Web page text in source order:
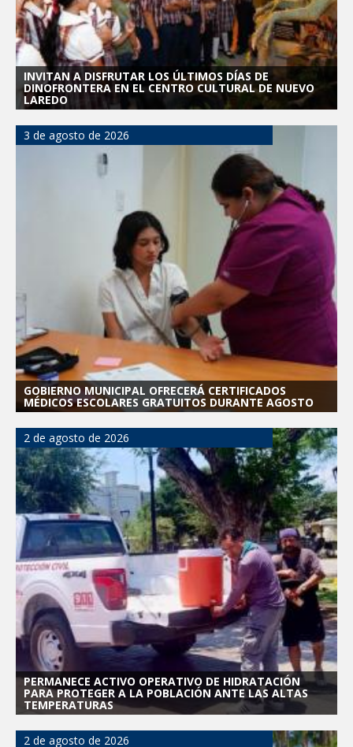
INVITAN A DISFRUTAR LOS ÚLTIMOS DÍAS DE
DINOFRONTERA EN EL CENTRO CULTURAL DE NUEVO
LAREDO
3 de agosto de 2026
GOBIERNO MUNICIPAL OFRECERÁ CERTIFICADOS
MÉDICOS ESCOLARES GRATUITOS DURANTE AGOSTO
2 de agosto de 2026
PERMANECE ACTIVO OPERATIVO DE HIDRATACIÓN
PARA PROTEGER A LA POBLACIÓN ANTE LAS ALTAS
TEMPERATURAS
2 de agosto de 2026